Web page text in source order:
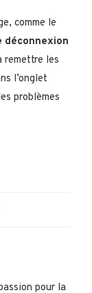
comme le
déconnexion
remettre les
l’onglet
problèmes
pour la